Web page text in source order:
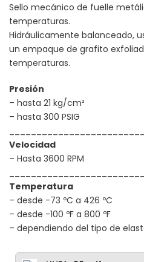
Sello mecánico de fuelle
temperaturas.
Hidráulicamente balanceado,
un empaque de grafito
temperaturas.
Presión
– hasta 21 kg/cm²
– hasta 300 PSIG
Velocidad
– Hasta 3600 RPM
Temperatura
– desde -73 ºC a 426 ºC
– desde -100 ºF a 800 ºF
– dependiendo del tipo de